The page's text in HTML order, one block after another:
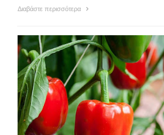
Διαβάστε περισσότερα